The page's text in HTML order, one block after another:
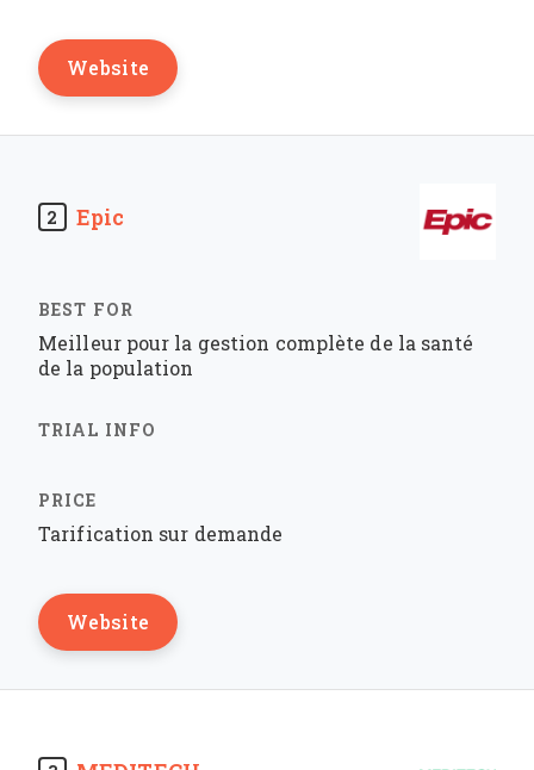
Website
2 Epic
Meilleur pour la gestion complète de la santé
de la population
Tarification sur demande
Website